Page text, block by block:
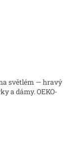
světlém — hravý
a dámy. OEKO-